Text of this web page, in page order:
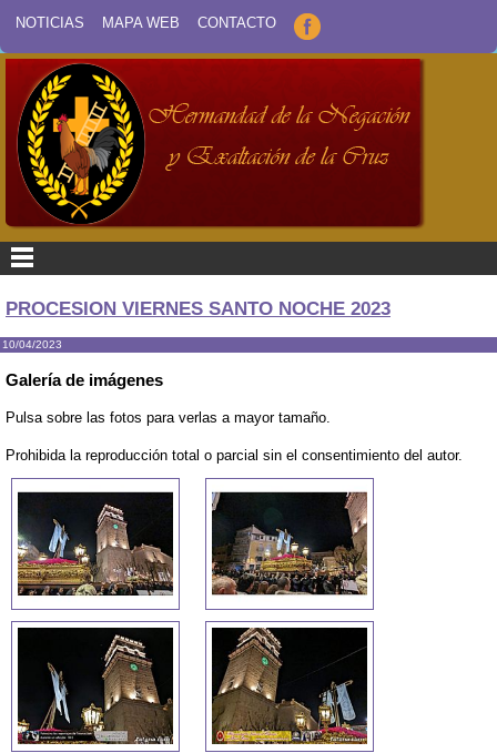
NOTICIAS MAPA WEB CONTACTO
PROCESION VIERNES SANTO NOCHE 2023
10/04/2023
Galería de imágenes
Pulsa sobre las fotos para verlas a mayor tamaño.
Prohibida la reproducción total o parcial sin el consentimiento del autor.